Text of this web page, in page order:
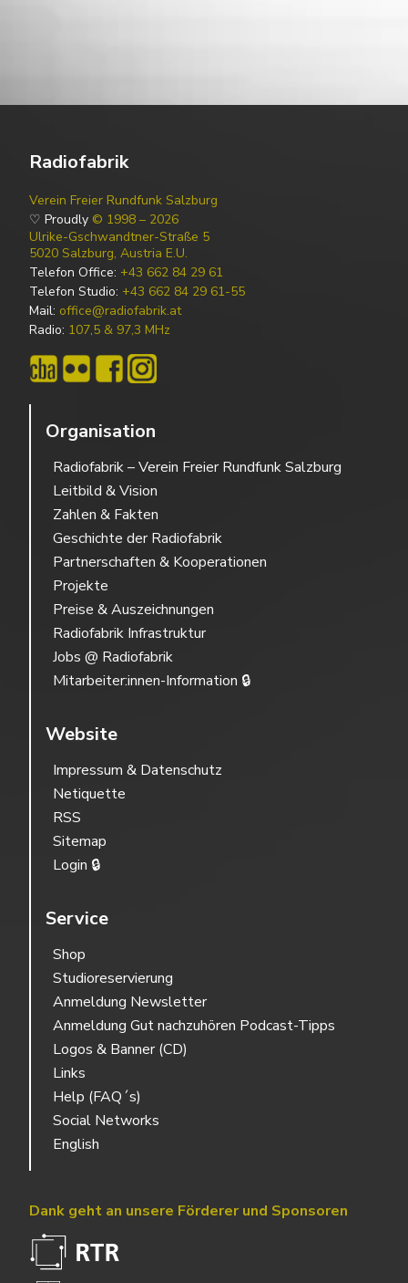
Radiofabrik
Verein Freier Rundfunk Salzburg
♡ Proudly © 1998 – 2026
Ulrike-Gschwandtner-Straße 5
5020 Salzburg, Austria E.U.
Telefon Office: +43 662 84 29 61
Telefon Studio: +43 662 84 29 61-55
Mail: office@radiofabrik.at
Radio: 107,5 & 97,3 MHz
Organisation
Radiofabrik – Verein Freier Rundfunk Salzburg
Leitbild & Vision
Zahlen & Fakten
Geschichte der Radiofabrik
Partnerschaften & Kooperationen
Projekte
Preise & Auszeichnungen
Radiofabrik Infrastruktur
Jobs @ Radiofabrik
Mitarbeiter:innen-Information 🔒
Website
Impressum & Datenschutz
Netiquette
RSS
Sitemap
Login 🔒
Service
Shop
Studioreservierung
Anmeldung Newsletter
Anmeldung Gut nachzuhören Podcast-Tipps
Logos & Banner (CD)
Links
Help (FAQ´s)
Social Networks
English
Dank geht an unsere Förderer und Sponsoren